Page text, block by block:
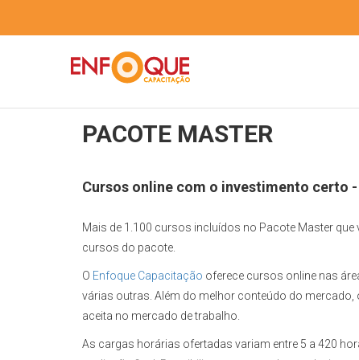
PACOTE MASTER
Cursos online com o investimento certo
Mais de 1.100 cursos incluídos no Pacote Master
cursos do pacote.
O Enfoque Capacitação oferece cursos online nas
várias outras. Além do melhor conteúdo do
aceita no mercado de trabalho.
As cargas horárias ofertadas variam entre 5 a 420